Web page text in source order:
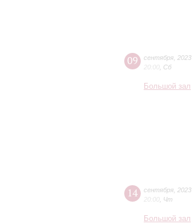
09 сентября 2023
20:00 Сб
Большой зал
14 сентября 2023
20:00 Чт
Большой зал